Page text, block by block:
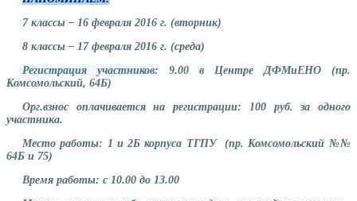
7 классы – 16 февраля 2016 г. (вторник)
8 классы – 17 февраля 2016 г. (среда)
Регистрация участников: 9.00 в Центре ДФМиЕНО (пр.
Комсомольский, 64Б)
Орг.взнос оплачивается на регистрации: 100 руб. за одного
участника.
Место работы: 1 и 2Б корпуса ТГПУ (пр. Комсомольский №№
64Б и 75)
Время работы: с 10.00 до 13.00